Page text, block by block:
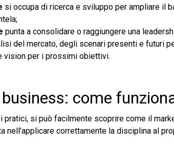
si occupa di ricerca e sviluppo per ampliare il
punta a consolidare o raggiungere una
del mercato, degli scenari presenti e futuri
vision per i prossimi obiettivi.
come
pratici, si può facilmente scoprire come il
nell’applicare correttamente la disciplina al